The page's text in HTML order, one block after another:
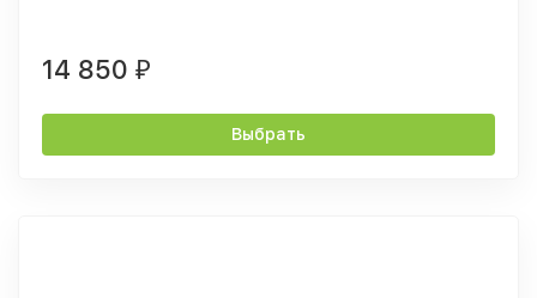
14 850 ₽
Выбрать